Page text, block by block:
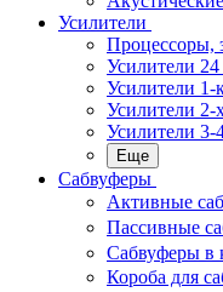
Усилители
Процессоры,
Усилители 24
Усилители 1-
Усилители 2-
Усилители 3-
Еще
Сабвуферы
Активные
Пассивные
Сабвуферы в
Короба для